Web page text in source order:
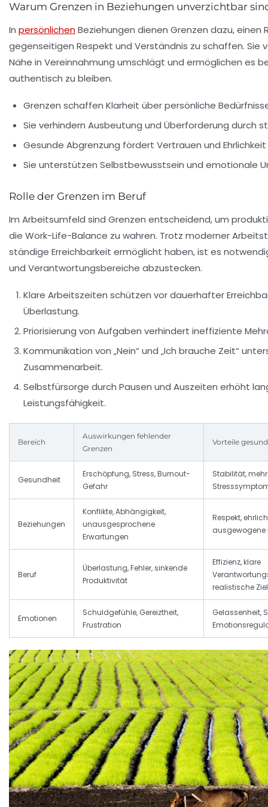
Warum Grenzen in Beziehungen unverzichtbar
In persönlichenBeziehungen dienen Grenzen dazu, einen
gegenseitigen Respekt und Verständnis zu schaffen. Sie
Nähe in Vereinnahmung umschlägt und ermöglichen es
authentisch zu bleiben.
Grenzen schaffen Klarheit über persönliche
Sie verhindern Ausbeutung und Überforderung durch
Gesunde Abgrenzung fördert Vertrauen und
Sie unterstützen Selbstbewusstsein und emotionale
Rolle der Grenzen im Beruf
Im Arbeitsumfeld sind Grenzen entscheidend, um
die Work-Life-Balance zu wahren. Trotz moderner
ständige Erreichbarkeit ermöglicht haben, ist es
und Verantwortungsbereiche abzustecken.
Klare Arbeitszeiten schützen vor dauerhafter
Überlastung.
Priorisierung von Aufgaben verhindert ineffiziente
Kommunikation von „Nein“ und „Ich brauche Zeit“
Zusammenarbeit.
Selbstfürsorge durch Pausen und Auszeiten erhöht
Leistungsfähigkeit.
Bereich
Auswirkungen fehlender
Grenzen
Vorteile
Gesundheit
Erschöpfung, Stress, Burnout-
Gefahr
Stabilität,
Beziehungen
Konflikte, Abhängigkeit,
unausgesprochene
Erwartungen
Respekt,
ausgewogene
Beruf
Überlastung, Fehler, sinkende
Produktivität
Effizienz, klare
realistische
Emotionen
Schuldgefühle, Gereiztheit,
Frustration
Gelassenheit,